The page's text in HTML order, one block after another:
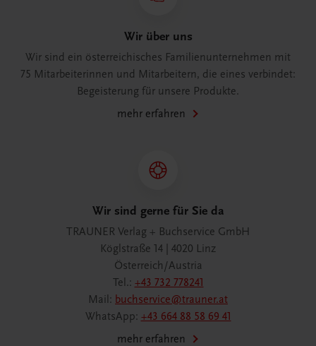
Wir über uns
Wir sind ein österreichisches Familienunternehmen mit
75 Mitarbeiterinnen und Mitarbeitern, die eines verbindet:
Begeisterung für unsere Produkte.
mehr erfahren
Wir sind gerne für Sie da
TRAUNER Verlag + Buchservice GmbH
Köglstraße 14 | 4020 Linz
Österreich/Austria
Tel.: +43 732 778241
Mail: buchservice@trauner.at
WhatsApp: +43 664 88 58 69 41
mehr erfahren